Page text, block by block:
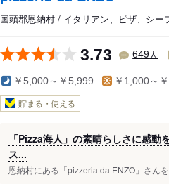
国頭郡恩納村 / イタリアン、ピザ、シー
3.73 649人
￥5,000～￥5,999 ￥1,000～
貯まる・使える
「Pizza海人」の素晴らしさに感
ス...
恩納村にある「pizzeria da ENZO」さん